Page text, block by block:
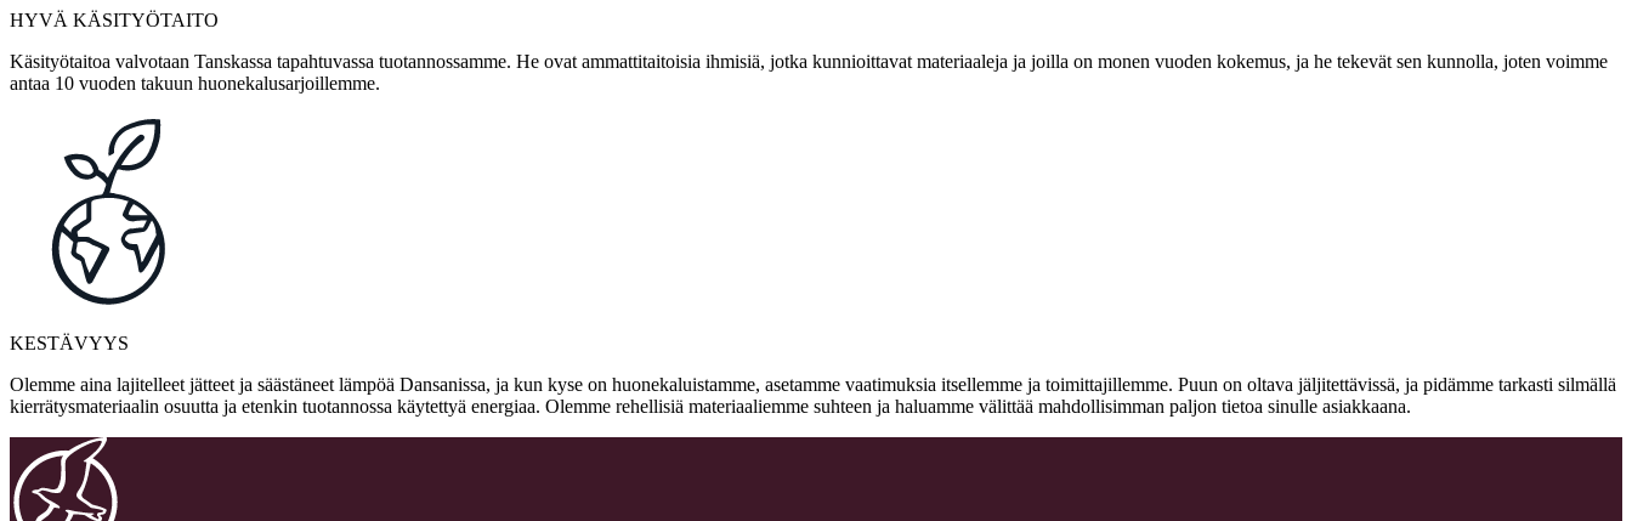
HYVÄ KÄSITYÖTAITO
Käsityötaitoa valvotaan Tanskassa tapahtuvassa tuotannossamme. He ovat ammattitaitoisia ihmisiä, jotka kunnioittavat materiaaleja ja joilla on monen vuoden kokemus, ja he tekevät sen kunnolla, joten voimme
antaa 10 vuoden takuun huonekalusarjoillemme.
KESTÄVYYS
Olemme aina lajitelleet jätteet ja säästäneet lämpöä Dansanissa, ja kun kyse on huonekaluistamme, asetamme vaatimuksia itsellemme ja toimittajillemme. Puun on oltava jäljitettävissä, ja pidämme tarkasti silmällä
kierrätysmateriaalin osuutta ja etenkin tuotannossa käytettyä energiaa. Olemme rehellisiä materiaaliemme suhteen ja haluamme välittää mahdollisimman paljon tietoa sinulle asiakkaana.